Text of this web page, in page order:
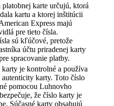
platobnej karte určujú, ktorá
kartu a ktorej inštitúcii
Express majú
pre tieto čísla.
sú kľúčové, pretože
účtu priradenej karty
spracovanie platby.
karty je kontrolné a používa
autenticity karty. Toto číslo
pomocou Luhnovho
že číslo karty je
Súčasné karty obsahujú